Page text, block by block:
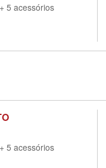
5 acessórios
5 acessórios